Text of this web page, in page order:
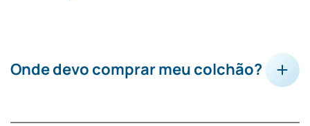
Onde devo comprar meu colchão?